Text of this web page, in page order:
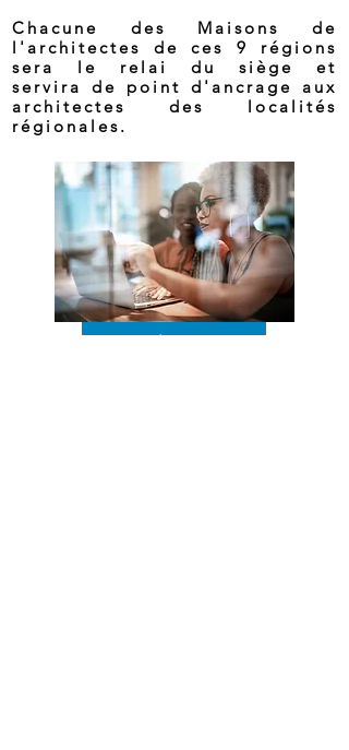
Chacune des Maisons de
l'architectes de ces 9 régions
sera le relai du siège et
servira de point d'ancrage aux
architectes des localités
régionales.
L'Espace de coWORKING